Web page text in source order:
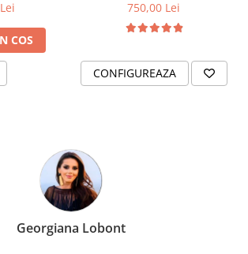
mm
COS
'Mama si copiii'
750,00 Lei
CONFIGUREAZA
Georgiana Lobont